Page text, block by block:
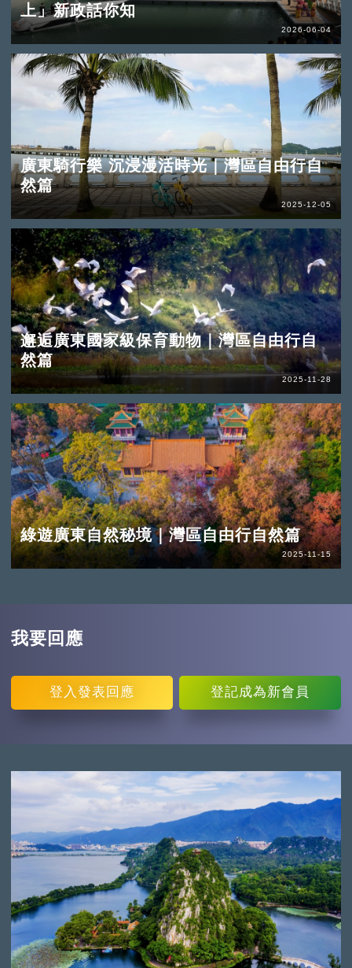
上」新政話你知
2026-06-04
廣東騎行樂 沉浸漫活時光｜灣區自由行自
然篇
2025-12-05
邂逅廣東國家級保育動物｜灣區自由行自
然篇
2025-11-28
綠遊廣東自然秘境｜灣區自由行自然篇
2025-11-15
我要回應
登入 發表回應 登記成為新會員